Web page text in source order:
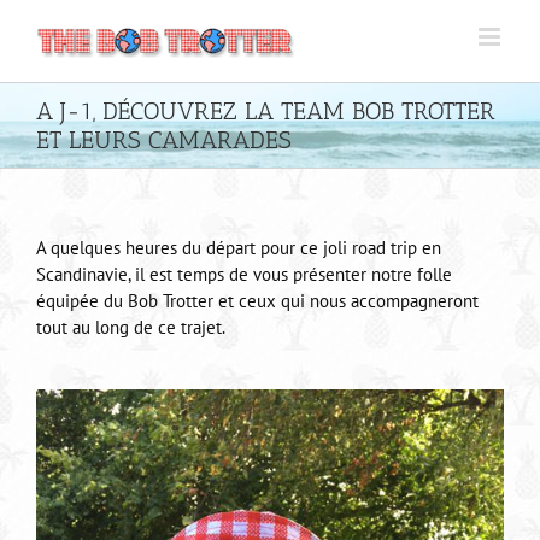
contenu
A J-1, DÉCOUVREZ LA TEAM BOB TROTTER
ET LEURS CAMARADES
A quelques heures du départ pour ce joli road trip en
Scandinavie, il est temps de vous présenter notre folle
équipée du Bob Trotter et ceux qui nous accompagneront
tout au long de ce trajet.